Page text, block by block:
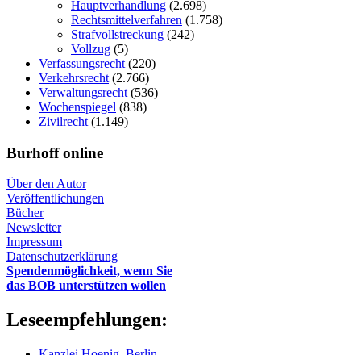
Hauptverhandlung (2.698)
Rechtsmittelverfahren (1.758)
Strafvollstreckung (242)
Vollzug (5)
Verfassungsrecht (220)
Verkehrsrecht (2.766)
Verwaltungsrecht (536)
Wochenspiegel (838)
Zivilrecht (1.149)
Burhoff online
Über den Autor
Veröffentlichungen
Bücher
Newsletter
Impressum
Datenschutzerklärung
Spendenmöglichkeit, wenn Sie
das BOB unterstützen wollen
Leseempfehlungen: